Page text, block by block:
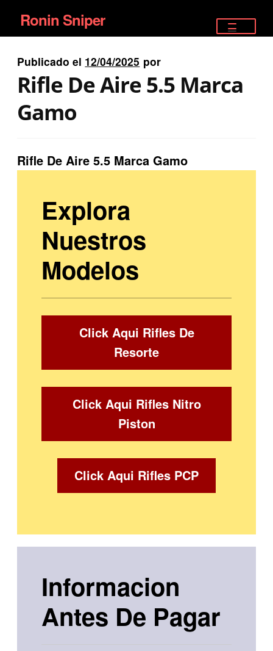
Ir
a
la
navegación
Ir
al
contenido
Ronin Sniper
EQUIPAMIENTO ÉLITE
SATELITALES
Publicado el 12/04/2025 por
Rifle De Aire 5.5 Marca
Gamo
Rifle De Aire 5.5 Marca Gamo
Explora
Nuestros
Modelos
Click Aqui Rifles De
Resorte
Click Aqui Rifles Nitro
Piston
Click Aqui Rifles PCP
Informacion
Antes De Pagar